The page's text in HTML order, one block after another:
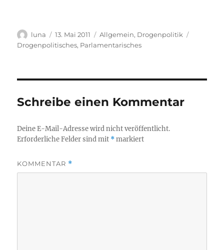
Autor
luna
Veröffentlicht
am
13. Mai 2011 Kategorien
Allgemein, Drogenpolitik
Drogenpolitisches, Parlamentarisches
Schreibe einen Kommentar
Deine E-Mail-Adresse wird nicht veröffentlicht.
Erforderliche Felder sind mit *markiert
KOMMENTAR *